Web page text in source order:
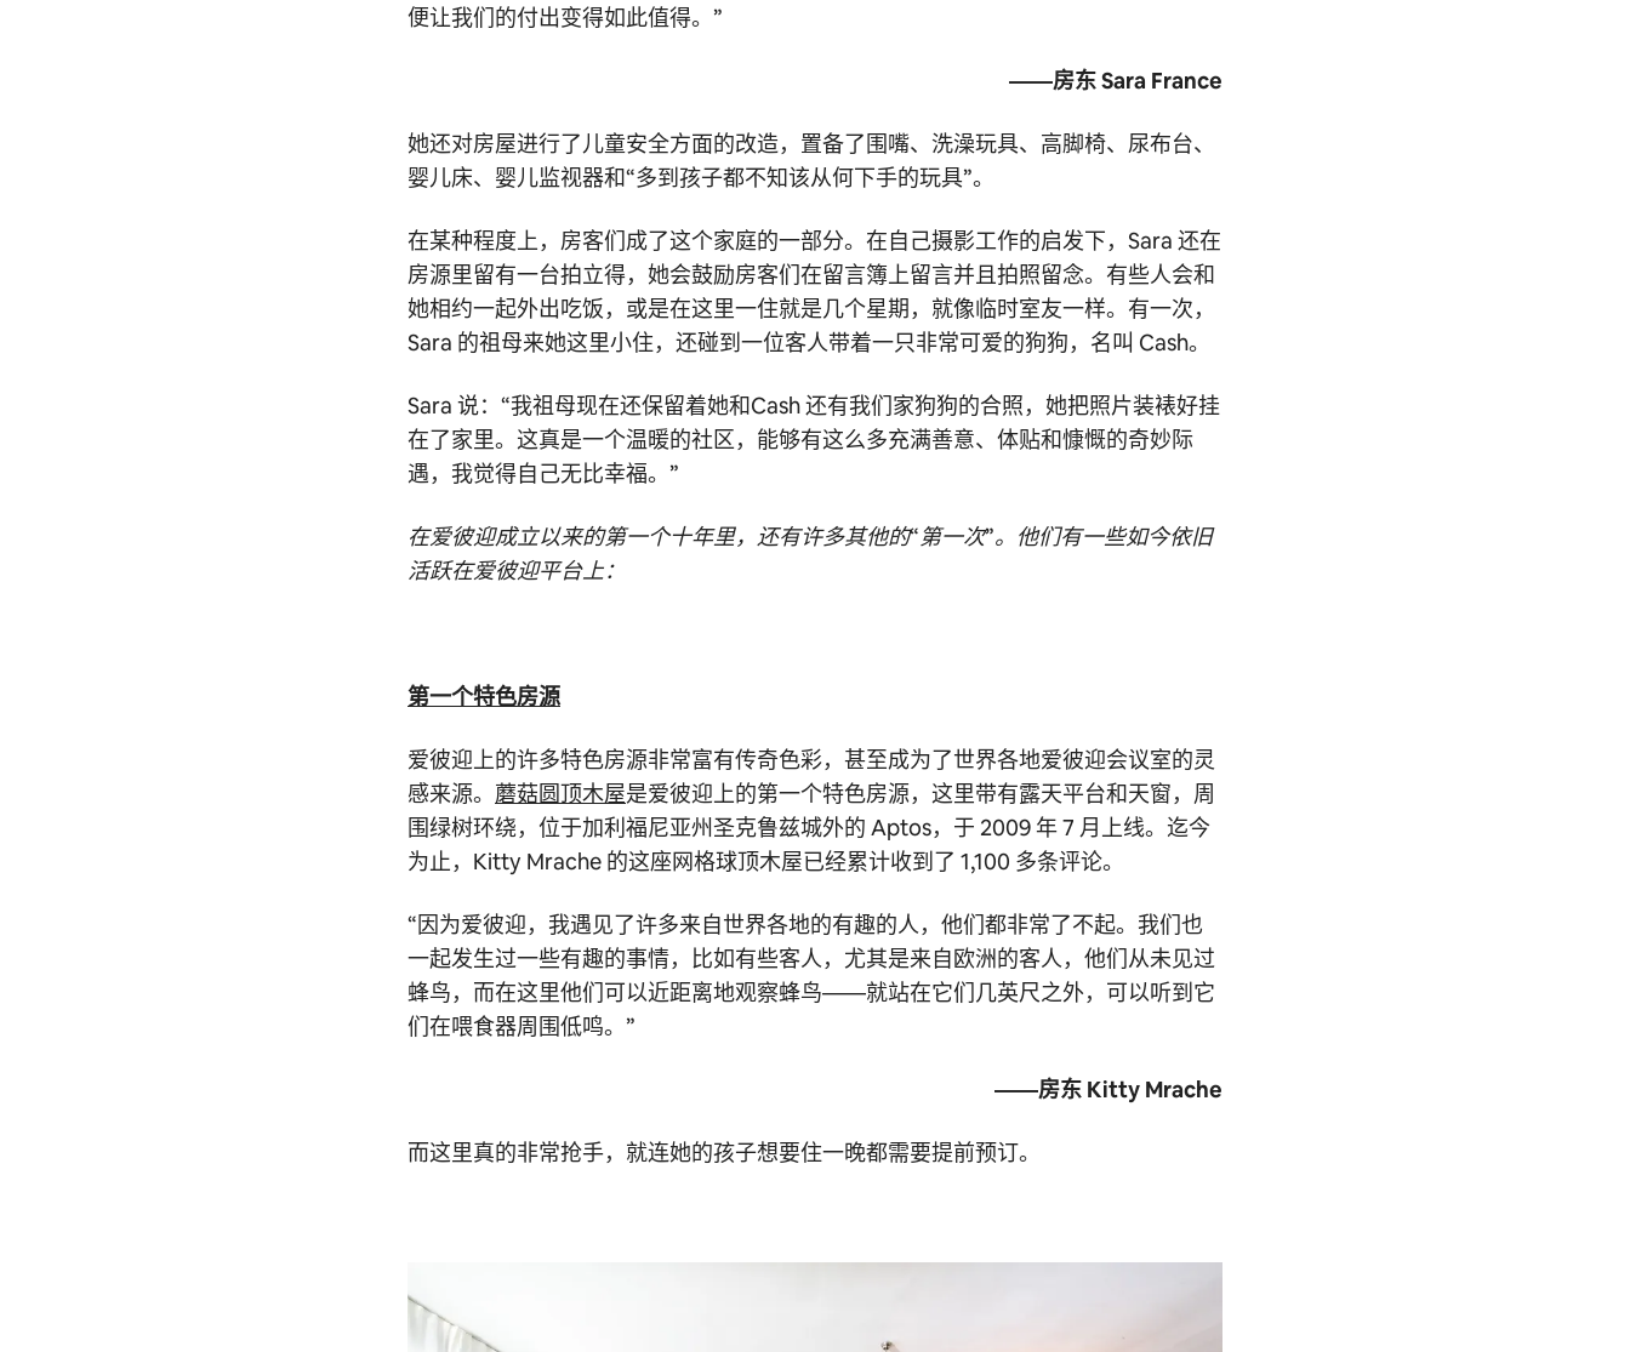
便让我们的付出变得如此值得。”
——房东 Sara France
她还对房屋进行了儿童安全方面的改造，置备了围嘴、洗澡玩具、高脚椅、尿布台、
婴儿床、婴儿监视器和“多到孩子都不知该从何下手的玩具”。
在某种程度上，房客们成了这个家庭的一部分。在自己摄影工作的启发下，Sara 还在
房源里留有一台拍立得，她会鼓励房客们在留言簿上留言并且拍照留念。有些人会和
她相约一起外出吃饭，或是在这里一住就是几个星期，就像临时室友一样。有一次，
Sara 的祖母来她这里小住，还碰到一位客人带着一只非常可爱的狗狗，名叫 Cash。
Sara 说：“我祖母现在还保留着她和Cash 还有我们家狗狗的合照，她把照片装裱好挂
在了家里。这真是一个温暖的社区，能够有这么多充满善意、体贴和慷慨的奇妙际
遇，我觉得自己无比幸福。”
在爱彼迎成立以来的第一个十年里，还有许多其他的“第一次”。他们有一些如今依旧
活跃在爱彼迎平台上：
第一个特色房源
爱彼迎上的许多特色房源非常富有传奇色彩，甚至成为了世界各地爱彼迎会议室的灵
感来源。 蘑菇圆顶木屋是爱彼迎上的第一个特色房源，这里带有露天平台和天窗，周
围绿树环绕，位于加利福尼亚州圣克鲁兹城外的 Aptos，于 2009 年 7 月上线。迄今
为止，Kitty Mrache 的这座网格球顶木屋已经累计收到了 1,100 多条评论。
“因为爱彼迎，我遇见了许多来自世界各地的有趣的人，他们都非常了不起。我们也
一起发生过一些有趣的事情，比如有些客人，尤其是来自欧洲的客人，他们从未见过
蜂鸟，而在这里他们可以近距离地观察蜂鸟——就站在它们几英尺之外，可以听到它
们在喂食器周围低鸣。”
——房东 Kitty Mrache
而这里真的非常抢手，就连她的孩子想要住一晚都需要提前预订。